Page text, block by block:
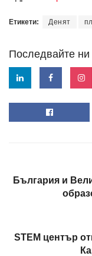
Етикети: Денят
Последвайте
България и
STEM център